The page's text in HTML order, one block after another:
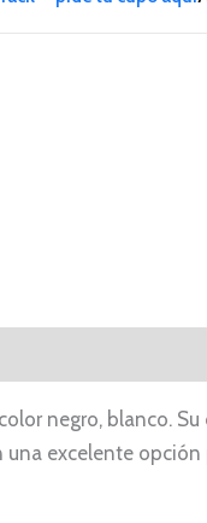
negro, blanco.
excelente